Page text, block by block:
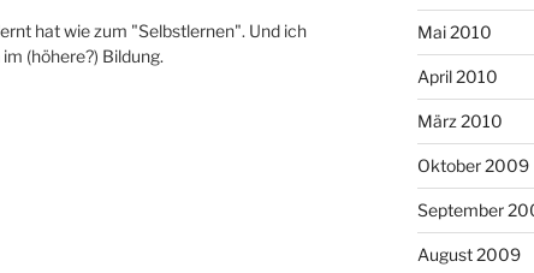
hat wie zum "Selbstlernen". Und ich
(höhere?) Bildung.
Mai 2010
April 2010
März 2010
Oktober 2009
September
August 2009